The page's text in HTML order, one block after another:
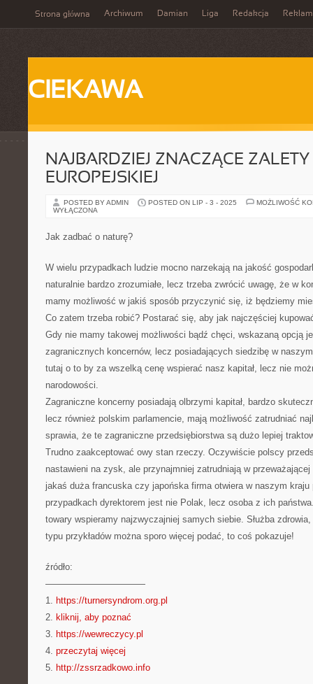
Strona główna Archiwum Damian Liga Redakcja
CIEKAWA
NAJBARDZIEJ ZNACZĄCE
EUROPEJSKIEJ
POSTED BY ADMIN POSTED ON LIP - 3 - 2025
MOŻLIWOŚĆ
WYŁĄCZONA
Jak zadbać o naturę?
W wielu przypadkach ludzie mocno narzekają na jakość
naturalnie bardzo zrozumiałe, lecz trzeba zwrócić uwagę, że w
mamy możliwość w jakiś sposób przyczynić się, iż będziemy
Co zatem trzeba robić? Postarać się, aby jak najczęściej
Gdy nie mamy takowej możliwości bądź chęci, wskazaną opcją
zagranicznych koncernów, lecz posiadających siedzibę w
tutaj o to by za wszelką cenę wspierać nasz kapitał, lecz nie
narodowości.
Zagraniczne koncerny posiadają olbrzymi kapitał, bardzo
lecz również polskim parlamencie, mają możliwość zatrudniać
sprawia, że te zagraniczne przedsiębiorstwa są dużo lepiej
Trudno zaakceptować owy stan rzeczy. Oczywiście polscy
nastawieni na zysk, ale przynajmniej zatrudniają w
jakaś duża francuska czy japońska firma otwiera w naszym kraju
przypadkach dyrektorem jest nie Polak, lecz osoba z ich
towary wspieramy najzwyczajniej samych siebie. Służba
typu przykładów można sporo więcej podać, to coś pokazuje!
źródło:
———————————
1. https://turnersyndrom.org.pl
2. kliknij, aby poznać
3. https://wewreczycy.pl
4. przeczytaj więcej
5. http://zssrzadkowo.info